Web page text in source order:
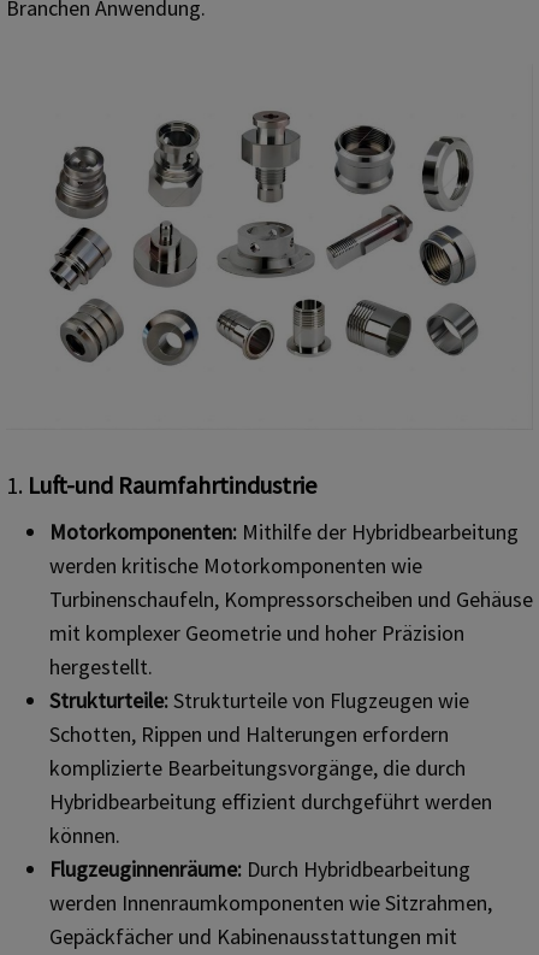
Branchen Anwendung.
1. Luft-und Raumfahrtindustrie
Motorkomponenten: Mithilfe der Hybridbearbeitung
werden kritische Motorkomponenten wie
Turbinenschaufeln, Kompressorscheiben und Gehäuse
mit komplexer Geometrie und hoher Präzision
hergestellt.
Strukturteile:Strukturteile von Flugzeugen wie
Schotten, Rippen und Halterungen erfordern
komplizierte Bearbeitungsvorgänge, die durch
Hybridbearbeitung effizient durchgeführt werden
können.
Flugzeuginnenräume: Durch Hybridbearbeitung
werden Innenraumkomponenten wie Sitzrahmen,
Gepäckfächer und Kabinenausstattungen mit